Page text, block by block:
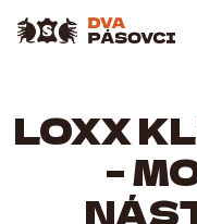
LOXX
–